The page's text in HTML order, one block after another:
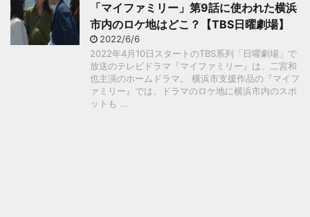
「マイファミリー」第9話に使われた横浜
市内のロケ地はどこ？【TBS日曜劇場】
2022/6/6
2022年4月10日スタートのTBS系列「日曜劇場」で
放送のテレビドラマ『マイファミリー』は、二宮和
也主演のホームドラマ。 横浜市支援作品の『マイフ
ァミリー』では、ドラマのロケ地に横浜市内のスポ
ットも ...